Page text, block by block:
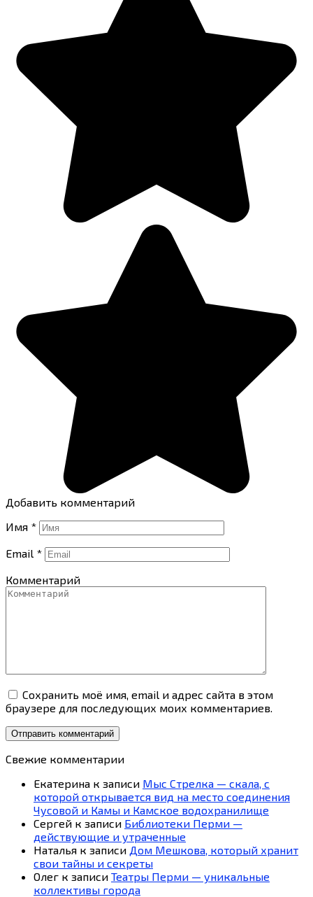
Добавить комментарий
Имя *
Email *
Комментарий
Сохранить моё имя, email и адрес сайта в этом
браузере для последующих моих комментариев.
Свежие комментарии
Екатерина к записи Мыс Стрелка — скала, с
которой открывается вид на место соединения
Чусовой и Камы и Камское водохранилище
Сергей к записи Библиотеки Перми —
действующие и утраченные
Наталья к записи Дом Мешкова, который хранит
свои тайны и секреты
Олег к записи Театры Перми — уникальные
коллективы города